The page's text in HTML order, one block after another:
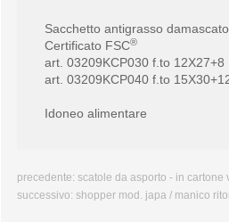
Sacchetto antigrasso
Certificato FSC®
art. 03209KCP030 f.to 12X27+8
art. 03209KCP040 f.to
Idoneo alimentare
precedente: scatole da asporto - in cartone
successivo: shopper mod. japa / manico